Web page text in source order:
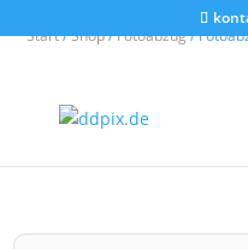
Start/Shop/Fotoabzug/